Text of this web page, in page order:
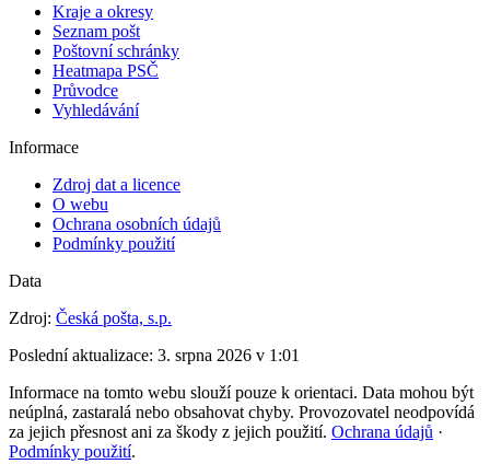
Kraje a okresy
Seznam pošt
Poštovní schránky
Heatmapa PSČ
Průvodce
Vyhledávání
Informace
Zdroj dat a licence
O webu
Ochrana osobních údajů
Podmínky použití
Data
Zdroj: Česká pošta, s.p.
Poslední aktualizace: 3. srpna 2026 v 1:01
Informace na tomto webu slouží pouze k orientaci. Data mohou být
neúplná, zastaralá nebo obsahovat chyby. Provozovatel neodpovídá
za jejich přesnost ani za škody z jejich použití. Ochrana údajů ·
Podmínky použití.